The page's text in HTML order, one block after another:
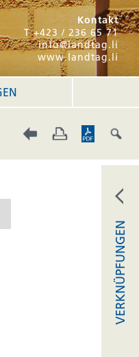
Kontakt
T +423 / 236 65 71
info@landtag.li
www.landtag.li
VERKNÜPFUNGEN